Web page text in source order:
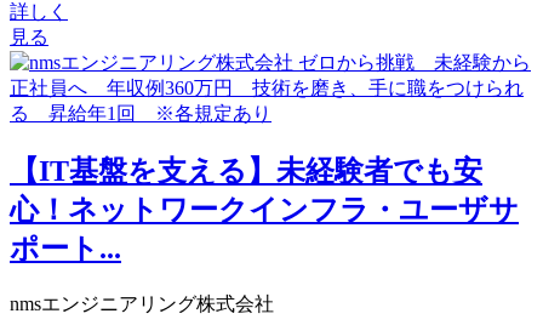
詳しく
見る
【IT基盤を支える】未経験者でも安
心！ネットワークインフラ・ユーザサ
ポート...
nmsエンジニアリング株式会社